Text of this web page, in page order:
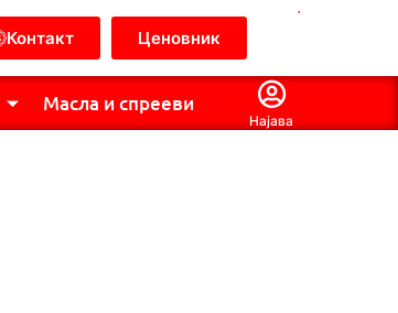
Контакт Ценовник
.
Масла и спрееви
Најава